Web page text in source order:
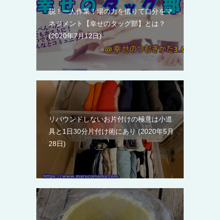
脱！一人作業！場の力を借りて自分をマ
ネジメント【幸せのタッグ部】とは？
2020年7月12日
リバウンドしないお片付けの極意は小道
具と1日30分片付け術にあり 2020年5月
28日